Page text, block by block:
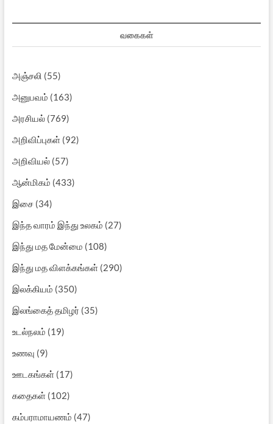
வகைகள்
அஞ்சலி (55)
அனுபவம் (163)
அரசியல்(769)
அறிவிப்புகள்(92)
அறிவியல்(57)
ஆன்மிகம் (433)
இசை(34)
இந்த வாரம் இந்து உலகம் (27)
இந்து மத மேன்மை (108)
இந்து மத விளக்கங்கள்(290)
இலக்கியம் (350)
இலங்கைத் தமிழர் (35)
உடல்நலம் (19)
உணவு (9)
ஊடகங்கள்(17)
கதைகள்(102)
கம்பராமாயணம் (47)